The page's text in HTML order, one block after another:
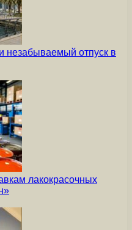
незабываемый отпуск в
лакокрасочных